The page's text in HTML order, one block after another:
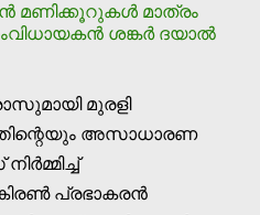
മണിക്കൂറുകൾ മാത്രം
ശങ്കർ ദയാൽ
മുരളി
അസാധാരണ
പ്രഭാകരന്‍